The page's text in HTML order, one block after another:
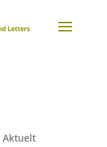
Aktuelt